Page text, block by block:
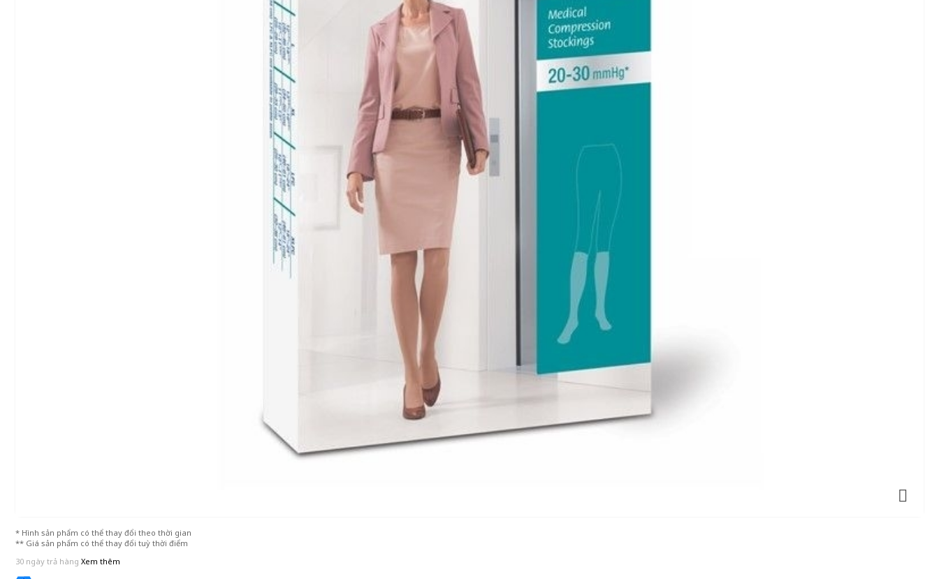
* Hình sản phẩm có thể thay đổi theo thời gian
** Giá sản phẩm có thể thay đổi tuỳ thời điểm
30 ngày trả hàng Xem thêm